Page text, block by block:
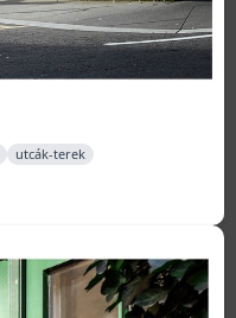
utcák-terek